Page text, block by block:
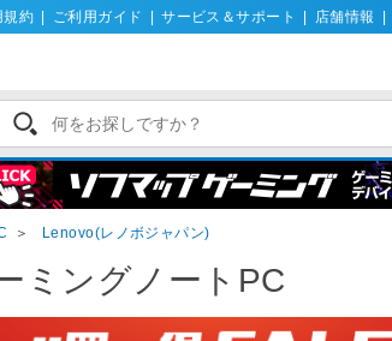
規約 ご利用ガイド サービス＆サポート 店舗情報
＞ Lenovo(レノボジャパン)
ミングノートPC